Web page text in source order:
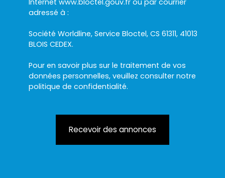
adressé à :
Société Worldline, Service Bloctel, CS 61311, 41013
BLOIS CEDEX.
Pour en savoir plus sur le traitement de vos
données personnelles, veuillez consulter notre
politique de confidentialité.
Recevoir des annonces